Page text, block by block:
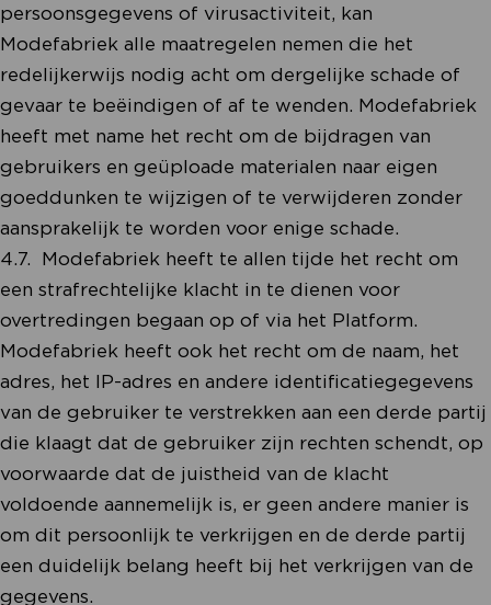
persoonsgegevens of virusactiviteit, kan
Modefabriek alle maatregelen nemen die het
redelijkerwijs nodig acht om dergelijke schade of
gevaar te beëindigen of af te wenden. Modefabriek
heeft met name het recht om de bijdragen van
gebruikers en geüploade materialen naar eigen
goeddunken te wijzigen of te verwijderen zonder
aansprakelijk te worden voor enige schade.
4.7. Modefabriek heeft te allen tijde het recht om
een strafrechtelijke klacht in te dienen voor
overtredingen begaan op of via het Platform.
Modefabriek heeft ook het recht om de naam, het
adres, het IP-adres en andere identificatiegegevens
van de gebruiker te verstrekken aan een derde partij
die klaagt dat de gebruiker zijn rechten schendt, op
voorwaarde dat de juistheid van de klacht
voldoende aannemelijk is, er geen andere manier is
om dit persoonlijk te verkrijgen en de derde partij
een duidelijk belang heeft bij het verkrijgen van de
gegevens.